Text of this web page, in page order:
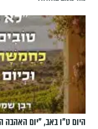
היום ט"ו באב, ”יום האהבה